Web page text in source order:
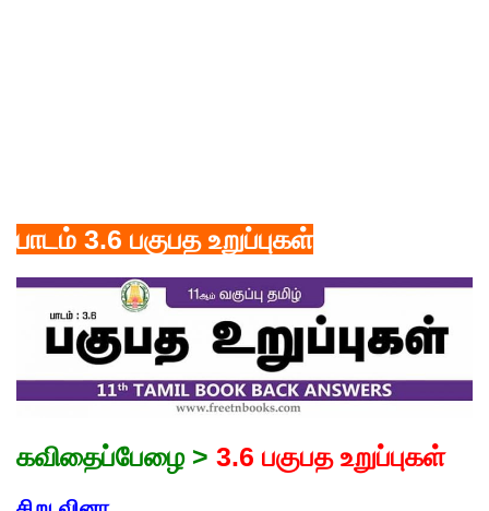
பாடம் 3.6 பகுபத உறுப்புகள்
கவிதைப்பேழை > 3.6 பகுபத உறுப்புகள்